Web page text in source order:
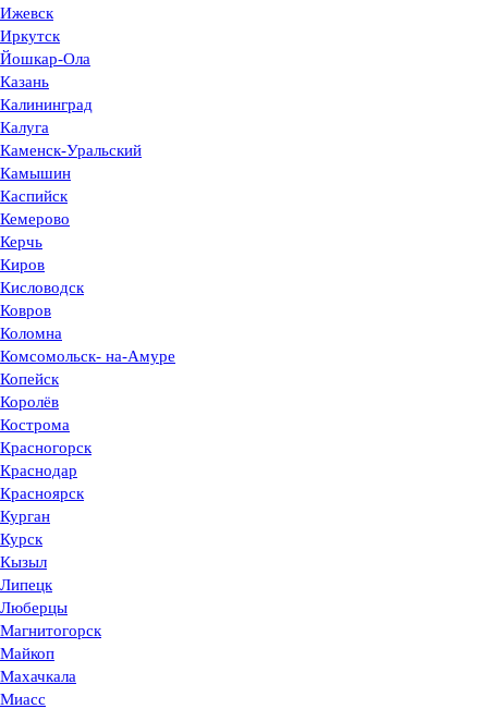
Ижевск
Иркутск
Йошкар-Ола
Казань
Калининград
Калуга
Каменск-Уральский
Камышин
Каспийск
Кемерово
Керчь
Киров
Кисловодск
Ковров
Коломна
Комсомольск- на-Амуре
Копейск
Королёв
Кострома
Красногорск
Краснодар
Красноярск
Курган
Курск
Кызыл
Липецк
Люберцы
Магнитогорск
Майкоп
Махачкала
Миасс